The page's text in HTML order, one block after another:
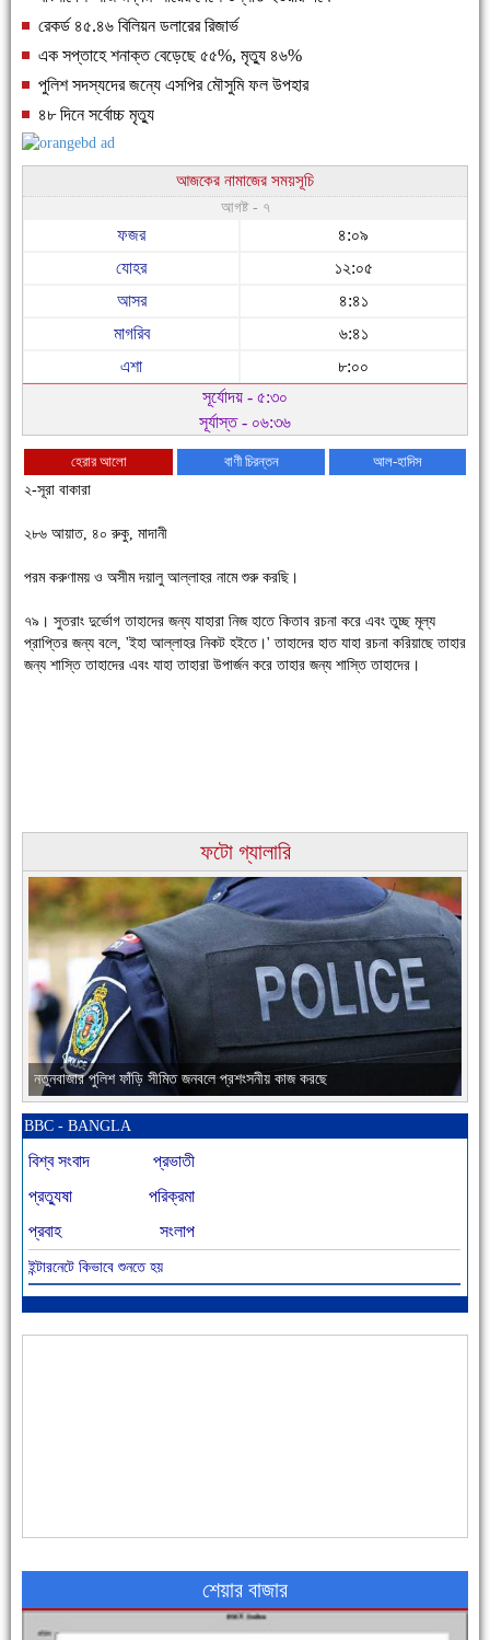
রেকর্ড ৪৫.৪৬ বিলিয়ন ডলারের রিজার্ভ
এক সপ্তাহে শনাক্ত বেড়েছে ৫৫%, মৃত্যু ৪৬%
পুলিশ সদস্যদের জন্যে এসপির মৌসুমি ফল উপহার
৪৮ দিনে সর্বোচ্চ মৃত্যু
আজকের নামাজের সময়সূচি
আগষ্ট - ৭
ফজর
৪:০৯
যোহর
১২:০৫
আসর
৪:৪১
মাগরিব
৬:৪১
এশা
৮:০০
সূর্যোদয় - ৫:৩০
সূর্যাস্ত - ০৬:৩৬
হেরার আলো বাণী চিরন্তন
আল-হাদিস
২-সূরা বাকারা
২৮৬ আয়াত, ৪০ রুকু, মাদানী
পরম করুণাময় ও অসীম দয়ালু আল্লাহর নামে শুরু করছি।
৭৯। সুতরাং দুর্ভোগ তাহাদের জন্য যাহারা নিজ হাতে কিতাব রচনা করে এবং তুচ্ছ মূল্য
প্রাপ্তির জন্য বলে, 'ইহা আল্লাহর নিকট হইতে।' তাহাদের হাত যাহা রচনা করিয়াছে তাহার
জন্য শাস্তি তাহাদের এবং যাহা তাহারা উপার্জন করে তাহার জন্য শাস্তি তাহাদের।
ফটো গ্যালারি
চাঁদপুরে উই-এর প্রথম নানা ধরনের পণ্যের সমারোহ
চাঁদপুরের মানুষ তাদের পুরোটা দিয়ে আমাকে আপন করে নিয়েছে
নতুনবাজার পুলিশ ফাঁড়ি সীমিত জনবলে প্রশংসনীয় কাজ করছে
আজ বিশিষ্ট শিক্ষাবিদ এ.টি. আহমেদ হোসাইন রুশদীর ৪৬তম মৃত্যুবার্ষিকী
BBC - BANGLA
বিশ্ব সংবাদ
প্রভাতী
প্রত্যুষা
পরিক্রমা
প্রবাহ
সংলাপ
ইন্টারনেটে কিভাবে শুনতে হয়
শেয়ার বাজার